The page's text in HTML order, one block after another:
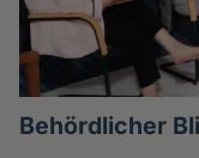
Behördlicher